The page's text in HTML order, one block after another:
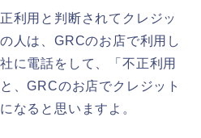
利用と判断されてクレジッ
人は、GRCのお店で利用し
に電話をして、「不正利用
、GRCのお店でクレジット
なると思いますよ。